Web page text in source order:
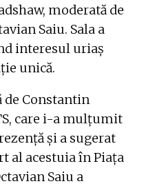
moderată de
Saiu. Sala a
interesul uriaș
unică.
de Constantin
care i-a mulțumit
și a sugerat
al acestuia în Piața
Saiu a